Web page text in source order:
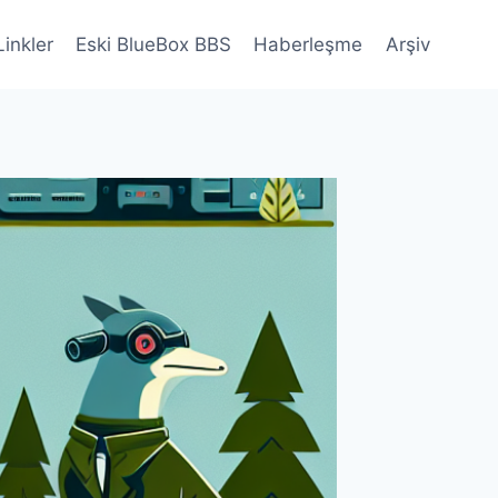
Eski BlueBox BBS Haberleşme Arşiv